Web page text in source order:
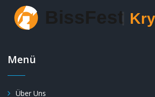
Menü
Über Uns